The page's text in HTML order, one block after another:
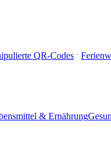
QR-Codes
& Ernährung